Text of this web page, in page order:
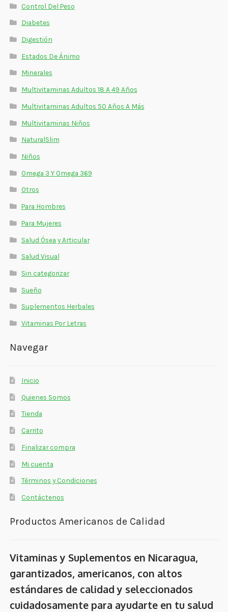
Control Del Peso
Diabetes
Digestión
Estados De Ánimo
Minerales
Multivitaminas Adultos 18 A 49 Años
Multivitaminas Adultos 50 Años A Más
Multivitaminas Niños
NaturalSlim
Niños
Omega 3 Y Omega 369
Otros
Para Hombres
Para Mujeres
Salud Ósea y Articular
Salud Visual
Sin categorizar
Sueño
Suplementos Herbales
Vitaminas Por Letras
Navegar
Inicio
Quienes Somos
Tienda
Carrito
Finalizar compra
Mi cuenta
Términos y Condiciones
Contáctenos
Productos Americanos de Calidad
Vitaminas y Suplementos en Nicaragua,
garantizados, americanos, con altos
estándares de calidad y seleccionados
cuidadosamente para ayudarte en tu salud